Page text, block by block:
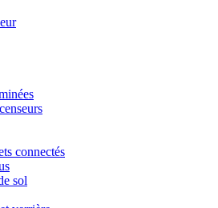
connectés
sol